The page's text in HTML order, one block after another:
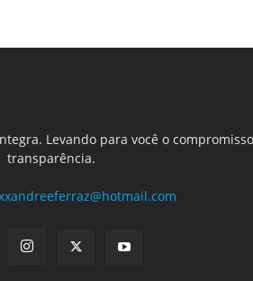
Levando para você o
transparência.